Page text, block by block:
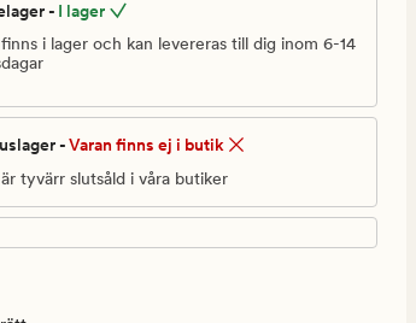
- I lager
finns i lager och kan levereras till dig inom 6-14
-Varan finns ej i butik
tyvärr slutsåld i våra butiker